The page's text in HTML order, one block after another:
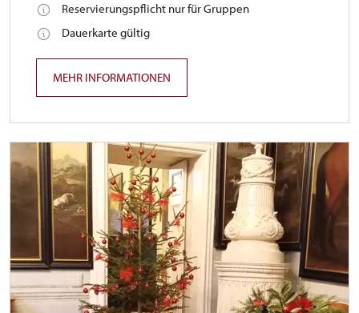
Reservierungspflicht nur für Gruppen
Dauerkarte gültig
MEHR INFORMATIONEN